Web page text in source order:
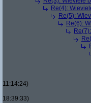
Re(4):
Re(5):
Re(6):
11:14:24)
18:39:33)